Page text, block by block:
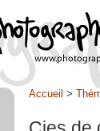
Accueil >